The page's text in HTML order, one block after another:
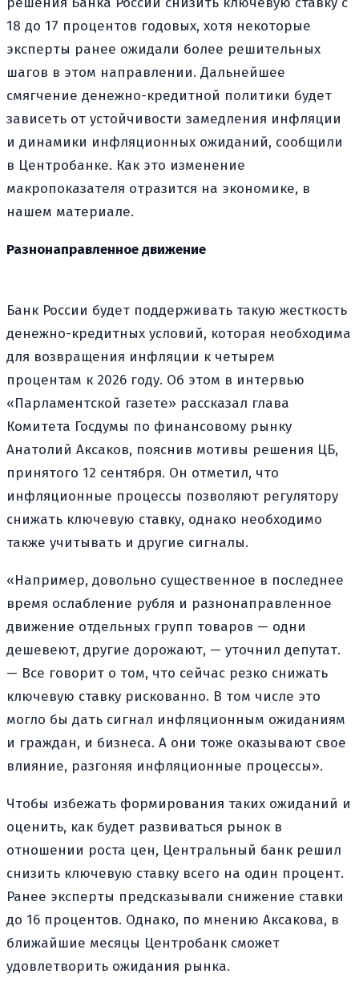
18 до 17 процентов годовых, хотя некоторые
эксперты ранее ожидали более решительных
шагов в этом направлении. Дальнейшее
смягчение денежно-кредитной политики будет
зависеть от устойчивости замедления инфляции
и динамики инфляционных ожиданий, сообщили
в Центробанке. Как это изменение
макропоказателя отразится на экономике, в
нашем материале.
Разнонаправленное движение
Банк России будет поддерживать такую жесткость
денежно-кредитных условий, которая необходима
для возвращения инфляции к четырем
процентам к 2026 году. Об этом в интервью
«Парламентской газете» рассказал глава
Комитета Госдумы по финансовому рынку
Анатолий Аксаков, пояснив мотивы решения ЦБ,
принятого 12 сентября. Он отметил, что
инфляционные процессы позволяют регулятору
снижать ключевую ставку, однако необходимо
также учитывать и другие сигналы.
«Например, довольно существенное в последнее
время ослабление рубля и разнонаправленное
движение отдельных групп товаров — одни
дешевеют, другие дорожают, — уточнил депутат.
— Все говорит о том, что сейчас резко снижать
ключевую ставку рискованно. В том числе это
могло бы дать сигнал инфляционным ожиданиям
и граждан, и бизнеса. А они тоже оказывают свое
влияние, разгоняя инфляционные процессы».
Чтобы избежать формирования таких ожиданий и
оценить, как будет развиваться рынок в
отношении роста цен, Центральный банк решил
снизить ключевую ставку всего на один процент.
Ранее эксперты предсказывали снижение ставки
до 16 процентов. Однако, по мнению Аксакова, в
ближайшие месяцы Центробанк сможет
удовлетворить ожидания рынка.